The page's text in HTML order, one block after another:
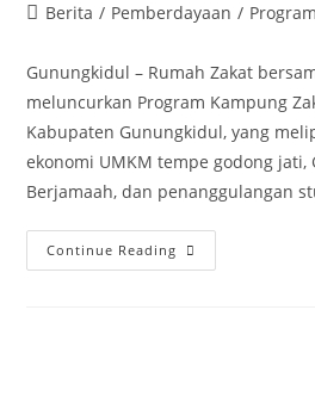
Berita / Pemberdayaan / Program
Gunungkidul – Rumah Zakat
meluncurkan Program Kampung
Kabupaten Gunungkidul, yang
ekonomi UMKM tempe godong jati,
Berjamaah, dan penanggulangan
Continue Reading